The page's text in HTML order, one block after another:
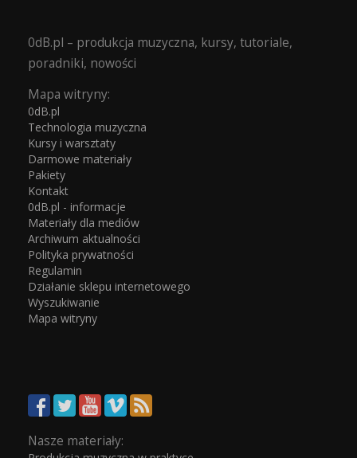
0dB.pl – produkcja muzyczna, kursy, tutoriale,
poradniki, nowości
Mapa witryny:
0dB.pl
Technologia muzyczna
Kursy i warsztaty
Darmowe materiały
Pakiety
Kontakt
0dB.pl - informacje
Materiały dla mediów
Archiwum aktualności
Polityka prywatności
Regulamin
Działanie sklepu internetowego
Wyszukiwanie
Mapa witryny
Nasze materiały: